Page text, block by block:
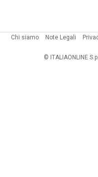
Chi siamo Note Legali
© ITALIAONLINE